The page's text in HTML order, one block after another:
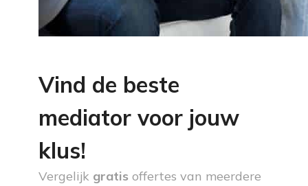
Vind de beste
mediator voor jouw
klus!
Vergelijk gratis offertes van meerdere